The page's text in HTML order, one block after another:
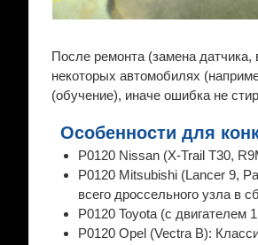
После ремонта (замена
некоторых автомобилях
(обучение), иначе ошибка не
Особенности для
P0120 Nissan (X-Trail T30,
P0120 Mitsubishi (Lancer 9,
всего дроссельного узла в
P0120 Toyota (с двигателем
P0120 Opel (Vectra B):